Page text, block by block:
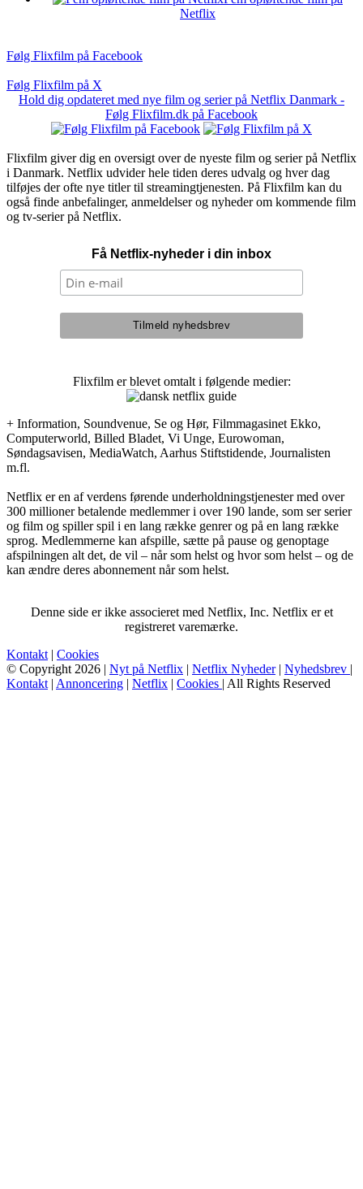
Netflix
Følg Flixfilm på Facebook
Følg Flixfilm på X
Hold dig opdateret med nye film og serier på Netflix Danmark -
Følg Flixfilm.dk på Facebook
Flixfilm giver dig en oversigt over de nyeste film og serier på Netflix
i Danmark. Netflix udvider hele tiden deres udvalg og hver dag
tilføjes der ofte nye titler til streamingtjenesten. På Flixfilm kan du
også finde anbefalinger, anmeldelser og nyheder om kommende film
og tv-serier på Netflix.
Få Netflix-nyheder i din inbox
Flixfilm er blevet omtalt i følgende medier:
+ Information, Soundvenue, Se og Hør, Filmmagasinet Ekko,
Computerworld, Billed Bladet, Vi Unge, Eurowoman,
Søndagsavisen, MediaWatch, Aarhus Stiftstidende, Journalisten
m.fl.
Netflix er en af verdens førende underholdningstjenester med over
300 millioner betalende medlemmer i over 190 lande, som ser serier
og film og spiller spil i en lang række genrer og på en lang række
sprog. Medlemmerne kan afspille, sætte på pause og genoptage
afspilningen alt det, de vil – når som helst og hvor som helst – og de
kan ændre deres abonnement når som helst.
Denne side er ikke associeret med Netflix, Inc. Netflix er et
registreret varemærke.
Kontakt | Cookies
© Copyright 2026 | Nyt på Netflix | Netflix Nyheder| Nyhedsbrev |
Kontakt | Annoncering | Netflix | Cookies | All Rights Reserved